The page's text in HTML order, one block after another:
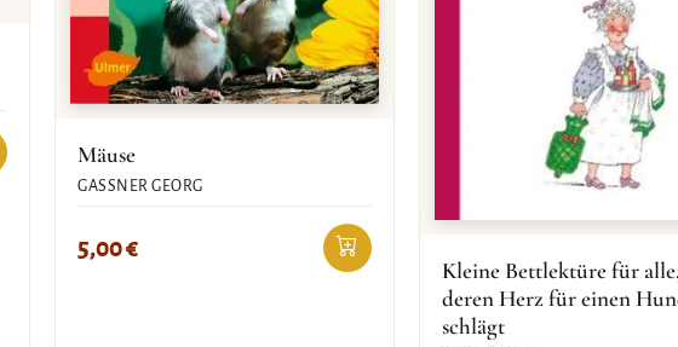
Mäuse
GASSNER GEORG
5,00€
Kleine Bettlektüre für
deren Herz für einen
schlägt